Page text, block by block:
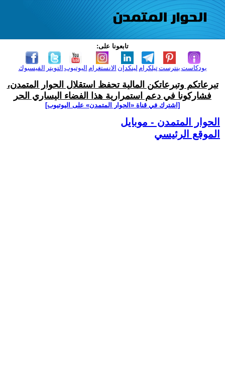
تابعونا على:
الفيسبوك التويتر اليوتيوب الانستغرام لينكدإن تيلكرامبنترست بودكاست
تبرعاتكم وتبرعاتكن المالية تحفظ استقلال الحوار المتمدن،
فشاركونا في دعم استمرارية هذا الفضاء اليساري الحر
[اشترك في قناة ‫«الحوار المتمدن» على اليوتيوب]
الحوار المتمدن - موبايل
الموقع الرئيسي